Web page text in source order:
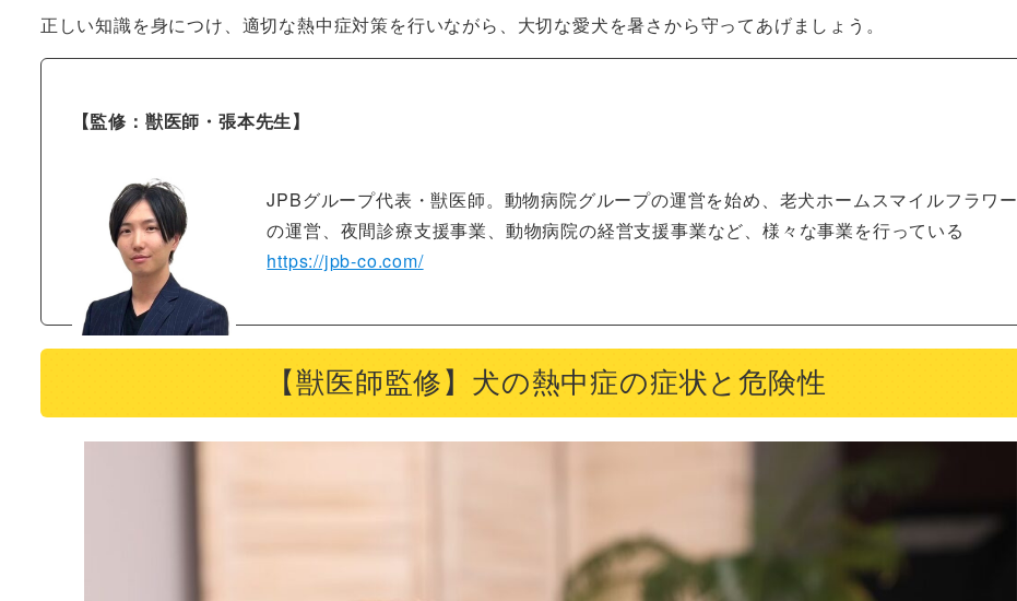
正しい知識を身につけ、適切な熱中症対策を行いながら、大切な愛犬を暑さから守ってあげましょう。
【監修：獣医師・張本先生】
JPBグループ代表・獣医師。動物病院グループの運営を始め、老犬ホームスマイルフラワー
の運営、夜間診療支援事業、動物病院の経営支援事業など、様々な事業を行っている
https://jpb-co.com/
【獣医師監修】犬の熱中症の症状と危険性